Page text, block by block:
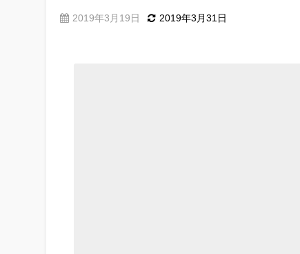
2019年3月19日 2019年3月31日